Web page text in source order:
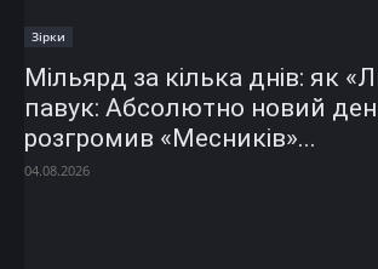
Зірки
Мільярд за кілька днів: як
павук: Абсолютно новий
розгромив «Месників»...
04.08.2026